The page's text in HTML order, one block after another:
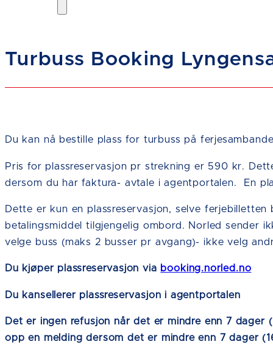
Turbuss Booking
Du kan nå bestille plass for turbuss på
Pris for plassreservasjon pr strekning er 590 kr.
dersom du har faktura- avtale i agentportalen. En
Dette er kun en plassreservasjon, selve
betalingsmiddel tilgjengelig ombord. Norled sender
velge buss (maks 2 busser pr avgang)- ikke velg
Du kjøper plassreservasjon via booking.norled.no
Du kansellerer plassreservasjon i agentportalen
Det er ingen refusjon når det er mindre enn 7
opp en melding dersom det er mindre enn 7 dager